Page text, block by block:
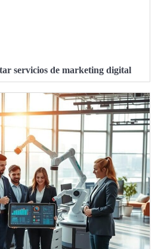
servicios de marketing digital